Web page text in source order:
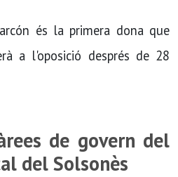
és la primera dona que
a l'oposició després de 28
de govern del
del Solsonès